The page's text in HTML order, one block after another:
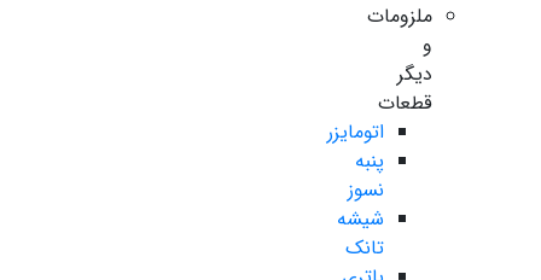
ملزومات
و
دیگر
قطعات
اتومایزر
پنبه
نسوز
شیشه
تانک